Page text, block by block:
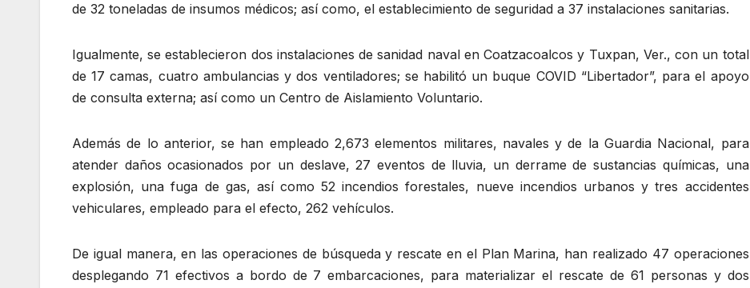
de 32 toneladas de insumos médicos; así como, el establecimiento de seguridad a 37 instalaciones sanitarias.
Igualmente, se establecieron dos instalaciones de sanidad naval en Coatzacoalcos y Tuxpan, Ver., con un total
de 17 camas, cuatro ambulancias y dos ventiladores; se habilitó un buque COVID “Libertador”, para el apoyo
de consulta externa; así como un Centro de Aislamiento Voluntario.
Además de lo anterior, se han empleado 2,673 elementos militares, navales y de la Guardia Nacional, para
atender daños ocasionados por un deslave, 27 eventos de lluvia, un derrame de sustancias químicas, una
explosión, una fuga de gas, así como 52 incendios forestales, nueve incendios urbanos y tres accidentes
vehiculares, empleado para el efecto, 262 vehículos.
De igual manera, en las operaciones de búsqueda y rescate en el Plan Marina, han realizado 47 operaciones
desplegando 71 efectivos a bordo de 7 embarcaciones, para materializar el rescate de 61 personas y dos